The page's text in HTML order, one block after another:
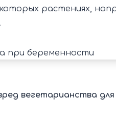
растениях,
.
вегетарианства